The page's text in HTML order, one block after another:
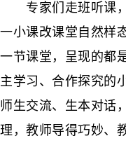
专家们走班听课，
一小课改课堂自然样
一节课堂，呈现的都
主学习、合作探究的
师生交流、生本对话
理，教师导得巧妙、